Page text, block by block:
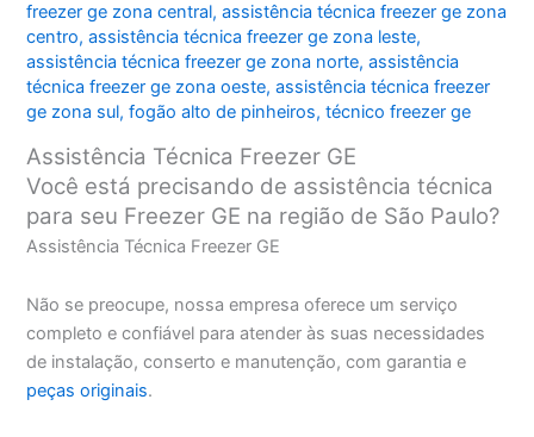
freezer ge zona central,assistência técnica freezer ge zona
centro,assistência técnica freezer ge zona leste,
assistência técnica freezer ge zona norte,assistência
técnica freezer ge zona oeste,assistência técnica freezer
ge zona sul,fogão alto de pinheiros,técnico freezer ge
Assistência Técnica Freezer GE
Você está precisando de assistência técnica
para seu Freezer GE na região de São Paulo?
Assistência Técnica Freezer GE
Não se preocupe, nossa empresa oferece um serviço
completo e confiável para atender às suas necessidades
de instalação, conserto e manutenção, com garantia e
peças originais.